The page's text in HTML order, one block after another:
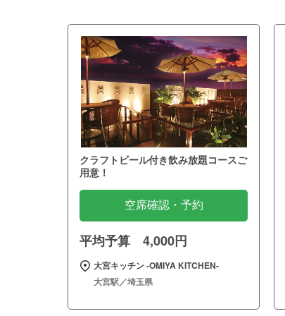
クラフトビール付き飲み放題コースご
用意！
空席確認・予約
平均予算 4,000円
大宮キッチン ‐OMIYA KITCHEN‐
大宮駅／埼玉県